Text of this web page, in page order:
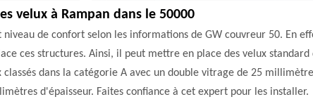
velux à Rampan dans le 50000
niveau de confort selon les informations de GW couvreur 50. En
ces structures. Ainsi, il peut mettre en place des velux
dans la catégorie A avec un double vitrage de 25
d'épaisseur. Faites confiance à cet expert pour les installer.